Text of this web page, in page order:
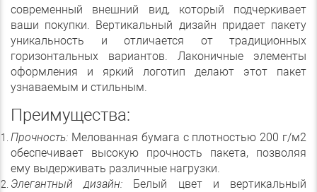
современный внешний вид, который подчеркивает
ваши покупки. Вертикальный дизайн придает пакету
уникальность и отличается от традиционных
горизонтальных вариантов. Лаконичные элементы
оформления и яркий логотип делают этот пакет
узнаваемым и стильным.
Преимущества:
Прочность: Мелованная бумага с плотностью 200 г/м2
обеспечивает высокую прочность пакета, позволяя
ему выдерживать различные нагрузки.
Элегантный дизайн: Белый цвет и вертикальный